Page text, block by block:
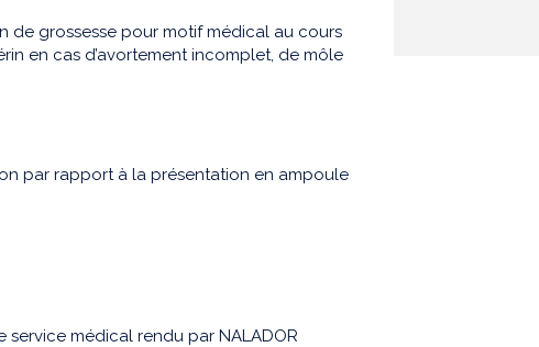
de grossesse pour motif médical au cours
en cas d’avortement incomplet, de môle
par rapport à la présentation en ampoule
service médical rendu par NALADOR